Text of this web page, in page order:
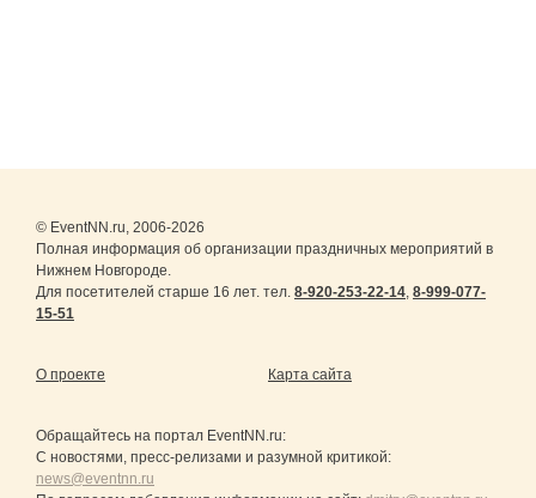
© EventNN.ru, 2006-2026
Полная информация об организации праздничных мероприятий в
Нижнем Новгороде.
Для посетителей старше 16 лет. тел. 8-920-253-22-14, 8-999-077-
15-51
О проекте Карта сайта
Обращайтесь на портал EventNN.ru:
С новостями, пресс-релизами и разумной критикой:
news@eventnn.ru